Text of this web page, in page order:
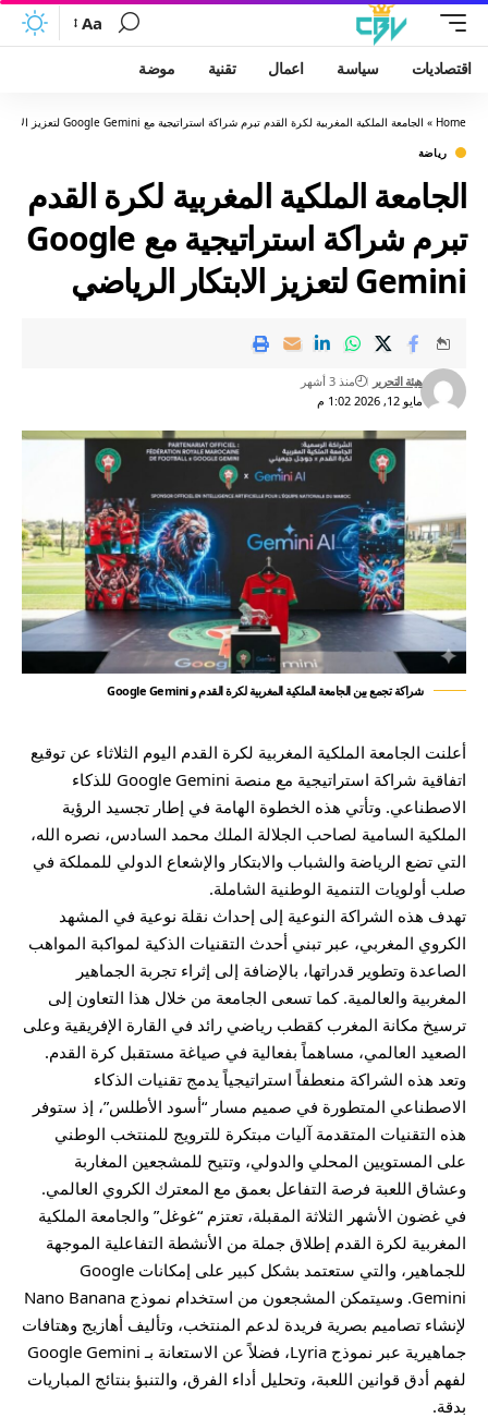
Aa
اقتصاديات سياسة اعمال تقنية موضة
Home
» الجامعة الملكية المغربية لكرة القدم تبرم شراكة استراتيجية مع Google Gemini لتعزيز الابتكار الرياضي
رياضة
الجامعة الملكية المغربية لكرة القدم
تبرم شراكة استراتيجية مع Google
Gemini لتعزيز الابتكار الرياضي
مايو 12, 2026 1:02 م
هيئة التحرير منذ 3 أشهر
شراكة تجمع بين الجامعة الملكية المغربية لكرة القدم و Google Gemini
أعلنت الجامعة الملكية المغربية لكرة القدم اليوم الثلاثاء عن توقيع
اتفاقية شراكة استراتيجية مع منصة Google Gemini للذكاء
الاصطناعي. وتأتي هذه الخطوة الهامة في إطار تجسيد الرؤية
الملكية السامية لصاحب الجلالة الملك محمد السادس، نصره الله،
التي تضع الرياضة والشباب والابتكار والإشعاع الدولي للمملكة في
صلب أولويات التنمية الوطنية الشاملة.
تهدف هذه الشراكة النوعية إلى إحداث نقلة نوعية في المشهد
الكروي المغربي، عبر تبني أحدث التقنيات الذكية لمواكبة المواهب
الصاعدة وتطوير قدراتها، بالإضافة إلى إثراء تجربة الجماهير
المغربية والعالمية. كما تسعى الجامعة من خلال هذا التعاون إلى
ترسيخ مكانة المغرب كقطب رياضي رائد في القارة الإفريقية وعلى
الصعيد العالمي، مساهماً بفعالية في صياغة مستقبل كرة القدم.
وتعد هذه الشراكة منعطفاً استراتيجياً يدمج تقنيات الذكاء
الاصطناعي المتطورة في صميم مسار “أسود الأطلس”، إذ ستوفر
هذه التقنيات المتقدمة آليات مبتكرة للترويج للمنتخب الوطني
على المستويين المحلي والدولي، وتتيح للمشجعين المغاربة
وعشاق اللعبة فرصة التفاعل بعمق مع المعترك الكروي العالمي.
في غضون الأشهر الثلاثة المقبلة، تعتزم “غوغل” والجامعة الملكية
المغربية لكرة القدم إطلاق جملة من الأنشطة التفاعلية الموجهة
للجماهير، والتي ستعتمد بشكل كبير على إمكانات Google
Gemini. وسيتمكن المشجعون من استخدام نموذج Nano Banana
لإنشاء تصاميم بصرية فريدة لدعم المنتخب، وتأليف أهازيج وهتافات
جماهيرية عبر نموذج Lyria، فضلاً عن الاستعانة بـ Google Gemini
لفهم أدق قوانين اللعبة، وتحليل أداء الفرق، والتنبؤ بنتائج المباريات
بدقة.